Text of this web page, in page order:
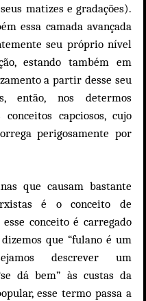
matizes e gradações).
essa camada avançada
seu próprio nível
estando também em
a partir desse seu
então, nos determos
capciosos, cujo
perigosamente por
que causam bastante
é o conceito de
esse conceito é carregado
que “fulano é um
descrever um
dá bem” às custas da
esse termo passa a